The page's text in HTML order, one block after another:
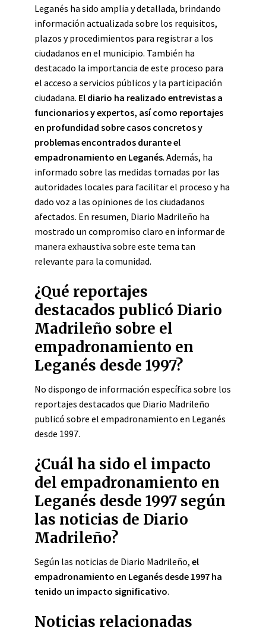
Leganés ha sido amplia y detallada, brindando
información actualizada sobre los requisitos,
plazos y procedimientos para registrar a los
ciudadanos en el municipio. También ha
destacado la importancia de este proceso para
el acceso a servicios públicos y la participación
ciudadana. El diario ha realizado entrevistas a
funcionarios y expertos, así como reportajes
en profundidad sobre casos concretos y
problemas encontrados durante el
empadronamiento en Leganés. Además, ha
informado sobre las medidas tomadas por las
autoridades locales para facilitar el proceso y ha
dado voz a las opiniones de los ciudadanos
afectados. En resumen, Diario Madrileño ha
mostrado un compromiso claro en informar de
manera exhaustiva sobre este tema tan
relevante para la comunidad.
¿Qué reportajes
destacados publicó Diario
Madrileño sobre el
empadronamiento en
Leganés desde 1997?
No dispongo de información específica sobre los
reportajes destacados que Diario Madrileño
publicó sobre el empadronamiento en Leganés
desde 1997.
¿Cuál ha sido el impacto
del empadronamiento en
Leganés desde 1997 según
las noticias de Diario
Madrileño?
Según las noticias de Diario Madrileño, el
empadronamiento en Leganés desde 1997 ha
tenido un impacto significativo.
Noticias relacionadas